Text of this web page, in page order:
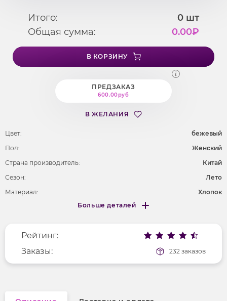
Итого: 0 шт
Общая сумма:
0.00₽
В КОРЗИНУ
ПРЕДЗАКАЗ
600.00руб
В ЖЕЛАНИЯ
Цвет:
бежевый
Пол:
Женский
Страна производитель:
Китай
Сезон:
Лето
Материал:
Хлопок
Больше деталей
Меньше деталей
Рейтинг:
Заказы:
232 заказов